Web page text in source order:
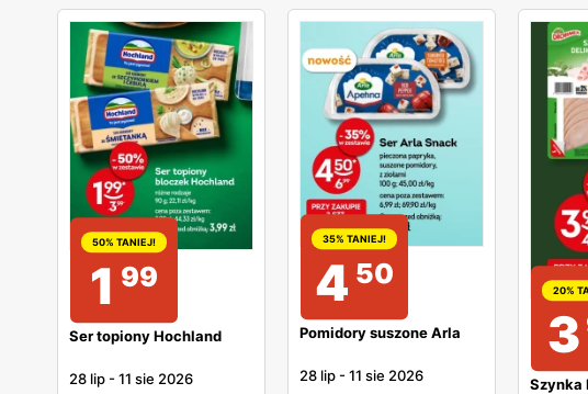
50% TANIEJ!
1 99
Ser topiony Hochland
28 lip -11 sie 2026
35% TANIEJ!
4 50
Pomidory suszone Arla
28 lip -11 sie 2026
20%
3
Szynka